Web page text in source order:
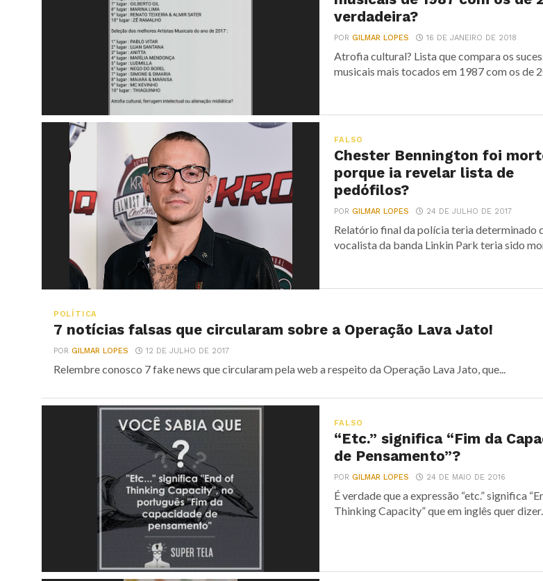
verdadeira?
PORGILMAR LOPES 16 DE JANEIRO DE 2018
Atrofia cultural? Lista que compara os
musicais mais tocados em 1987 com os de
FALSO
Chester Bennington foi
porque ia revelar lista de
pedófilos?
PORGILMAR LOPES 24 DE JULHO DE 2017
Relatório final da polícia teria determinado
vocalista da banda Linkin Park teria sido
POLÍTICA
7 notícias falsas que circularam sobre a Operação Lava Jato!
POR GILMAR LOPES 12 DE JULHO DE 2017
Relembre conosco 7 fake news que circularam pela web a respeito da Operação Lava Jato, que...
FALSO
“Etc.” significa “Fim da
de Pensamento”?
PORGILMAR LOPES 24 DE MAIO DE 2016
É verdade que a expressão “etc.” significa
Thinking Capacity” que em inglês quer dizer...